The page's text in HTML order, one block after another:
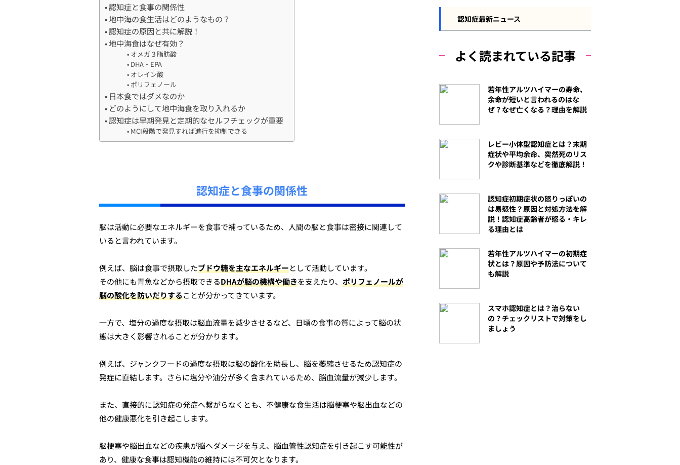
認知症と食事の関係性
地中海の食生活はどのようなもの？
認知症の原因と共に解説！
地中海食はなぜ有効？
オメガ３脂肪酸
DHA・EPA
オレイン酸
ポリフェノール
日本食ではダメなのか
どのようにして地中海食を取り入れるか
認知症は早期発見と定期的なセルフチェックが重要
MCI段階で発見すれば進行を抑制できる
認知症と食事の関係性
脳は活動に必要なエネルギーを食事で補っているため、人間の脳と食事は密接に関連して
いると言われています。
例えば、脳は食事で摂取したブドウ糖を主なエネルギーとして活動しています。
その他にも青魚などから摂取できるDHAが脳の機構や働きを支えたり、 ポリフェノールが
脳の酸化を防いだりすることが分かってきています。
一方で、塩分の過度な摂取は脳血流量を減少させるなど、日頃の食事の質によって脳の状
態は大きく影響されることが分かります。
例えば、ジャンクフードの過度な摂取は脳の酸化を助長し、脳を萎縮させるため認知症の
発症に直結します。さらに塩分や油分が多く含まれているため、脳血流量が減少します。
また、直接的に認知症の発症へ繋がらなくとも、不健康な食生活は脳梗塞や脳出血などの
他の健康悪化を引き起こします。
脳梗塞や脳出血などの疾患が脳へダメージを与え、脳血管性認知症を引き起こす可能性が
あり、健康な食事は認知機能の維持には不可欠となります。
食事
認知症と保険
認知症と費用
認知症最新ニュース
よく読まれている記事
若年性アルツハイマーの寿命、
余命が短いと言われるのはな
ぜ？なぜ亡くなる？理由を解説
レビー小体型認知症とは？末期
症状や平均余命、突然死のリス
クや診断基準などを徹底解説！
認知症初期症状の怒りっぽいの
は易怒性？原因と対処方法を解
説！認知症高齢者が怒る・キレ
る理由とは
若年性アルツハイマーの初期症
状とは？原因や予防法について
も解説
スマホ認知症とは？治らない
の？チェックリストで対策をし
ましょう